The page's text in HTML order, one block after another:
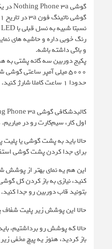
گوشی Nothing Phone 3a در یک نگاه
و باگی داشته باشه.
حدودا 1 ساعت کاملا شارژ کنید.
کالبدشکافی گوشی Nothing Phone 3a
اول کار، سیم‌کارت رو در
برای جدا کردن پشت گوشی
این هم یه نمای بهتر از پوشش
کنید، نیازی به باز کردن کل
بتونید قاب دوربین رو جدا کنید.
حالا این پوشش زیر پلیت
باز کردید، هنوز یه پیچ مخفی